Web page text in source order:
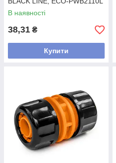
В наявності
38,31 ₴
Купити